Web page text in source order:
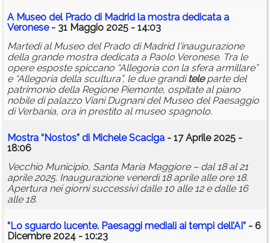
A Museo del Prado di Madrid la mostra dedicata a
Veronese - 31 Maggio 2025 - 14:03
Martedì al Museo del Prado di Madrid l'inaugurazione
della grande mostra dedicata a Paolo Veronese. Tra le
opere esposte spiccano “Allegoria con la sfera armillare”
e “Allegoria della scultura”, le due grandi teleparte del
patrimonio della Regione Piemonte, ospitate al piano
nobile di palazzo Viani Dugnani del Museo del Paesaggio
di Verbania, ora in prestito al museo spagnolo.
Mostra “Nostos” di Michele Scaciga - 17 Aprile 2025 -
18:06
Vecchio Municipio, Santa Maria Maggiore – dal 18 al 21
aprile 2025. Inaugurazione venerdì 18 aprile alle ore 18.
Apertura nei giorni successivi dalle 10 alle 12 e dalle 16
alle 18.
“Lo sguardo lucente. Paesaggi mediali ai tempi dell’AI” - 6
Dicembre 2024 - 10:23